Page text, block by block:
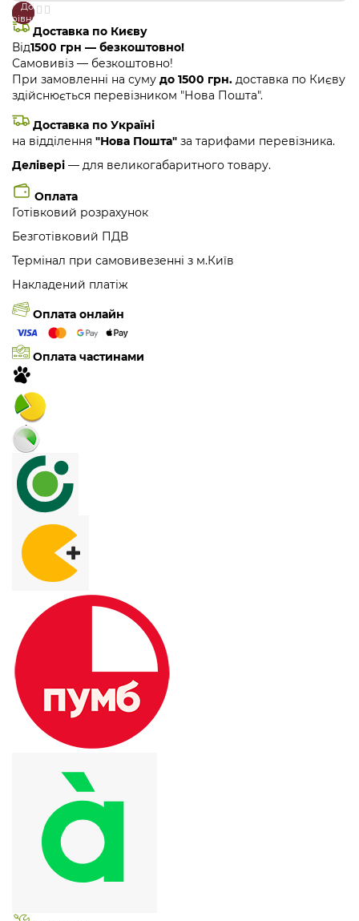
В
закладки
До
Доставка по Києву
Від1500 грн — безкоштовно!
Самовивіз — безкоштовно!
При замовленні на суму до 1500 грн. доставка по Києву
здійснюється перевізником "Нова Пошта".
Доставка по Україні
на відділення "Нова Пошта" за тарифами перевізника.
Делівері — для великогабаритного товару.
Оплата
Готівковий розрахунок
Безготівковий ПДВ
Термінал при самовивезенні з м.Київ
Накладений платіж
Оплата онлайн
Оплата частинами